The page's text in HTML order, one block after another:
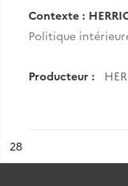
Contexte :
Politique
Producteur :
n°
28